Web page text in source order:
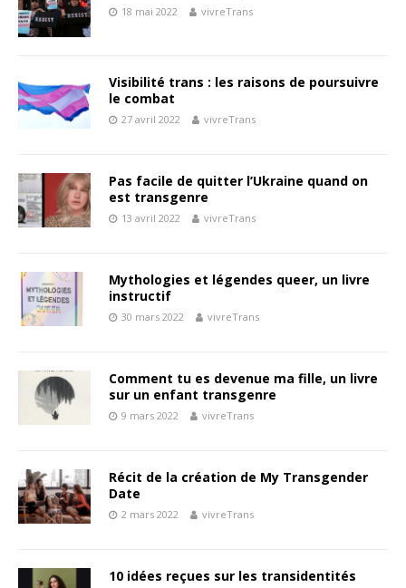
18 mai 2022 vivreTrans
Visibilité trans : les raisons de poursuivre
le combat
27 avril 2022 vivreTrans
Pas facile de quitter l’Ukraine quand on
est transgenre
13 avril 2022 vivreTrans
Mythologies et légendes queer, un livre
instructif
30 mars 2022 vivreTrans
Comment tu es devenue ma fille, un livre
sur un enfant transgenre
9 mars 2022 vivreTrans
Récit de la création de My Transgender
Date
2 mars 2022 vivreTrans
10 idées reçues sur les transidentités